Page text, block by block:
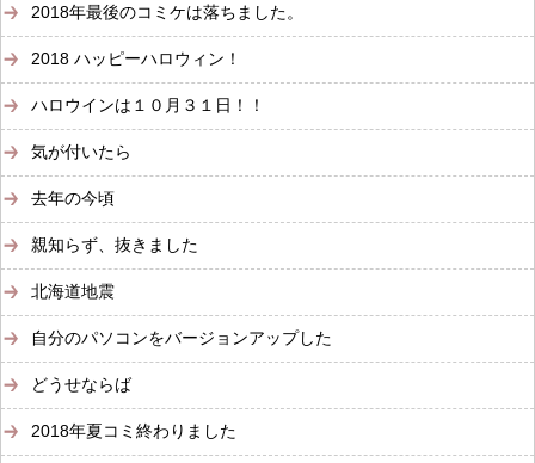
2018年最後のコミケは落ちました。
2018 ハッピーハロウィン！
ハロウインは１０月３１日！！
気が付いたら
去年の今頃
親知らず、抜きました
北海道地震
自分のパソコンをバージョンアップした
どうせならば
2018年夏コミ終わりました